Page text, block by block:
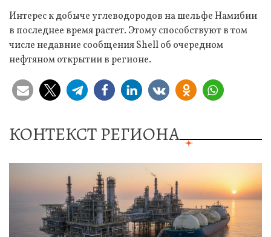
Интерес к добыче углеводородов на шельфе Намибии
в последнее время растет. Этому способствуют в том
числе недавние сообщения Shell об очередном
нефтяном открытии в регионе.
КОНТЕКСТ РЕГИОНА